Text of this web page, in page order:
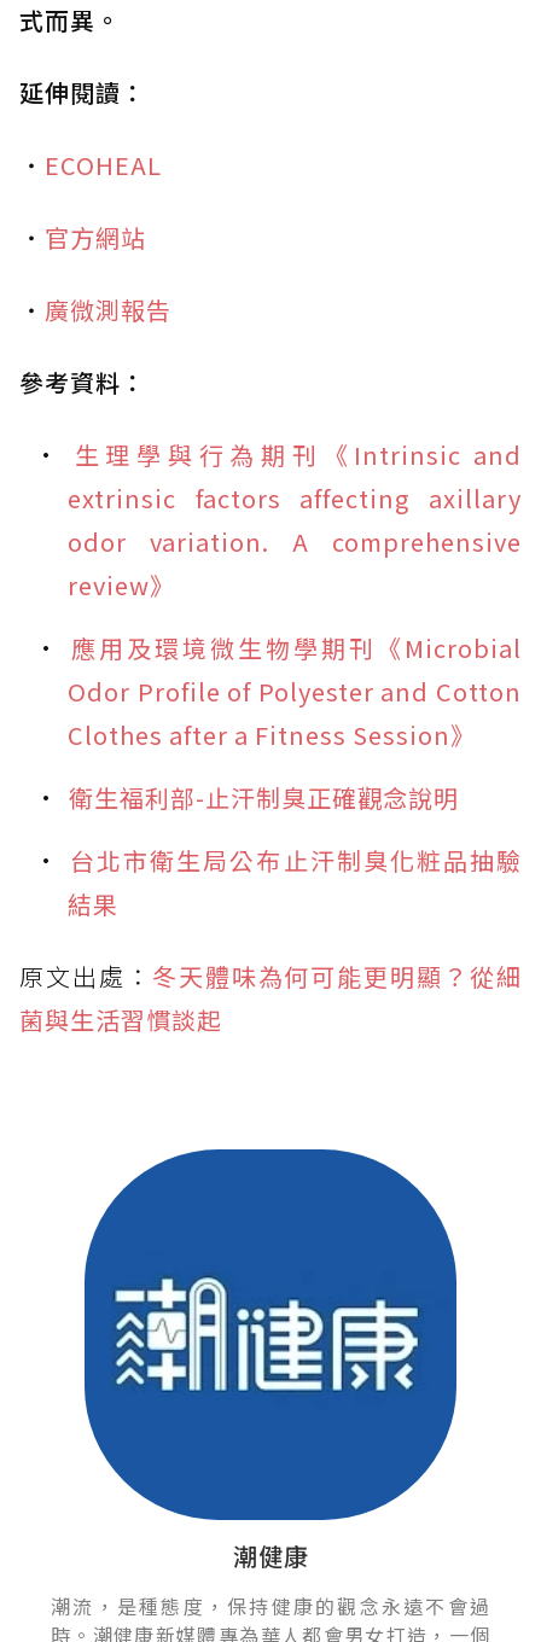
式而異。
延伸閱讀：
・ ECOHEAL
・ 官方網站
・ 廣微測報告
參考資料：
生理學與行為期刊《Intrinsic and
extrinsic factors affecting axillary
odor variation. A comprehensive
review》
應用及環境微生物學期刊《Microbial
Odor Profile of Polyester and Cotton
Clothes after a Fitness Session》
衛生福利部-止汗制臭正確觀念說明
台北市衛生局公布止汗制臭化粧品抽驗
結果
原文出處： 冬天體味為何可能更明顯？從細
菌與生活習慣談起
潮健康
潮流，是種態度，保持健康的觀念永遠不會過
時。潮健康新媒體專為華人都會男女打造，一個